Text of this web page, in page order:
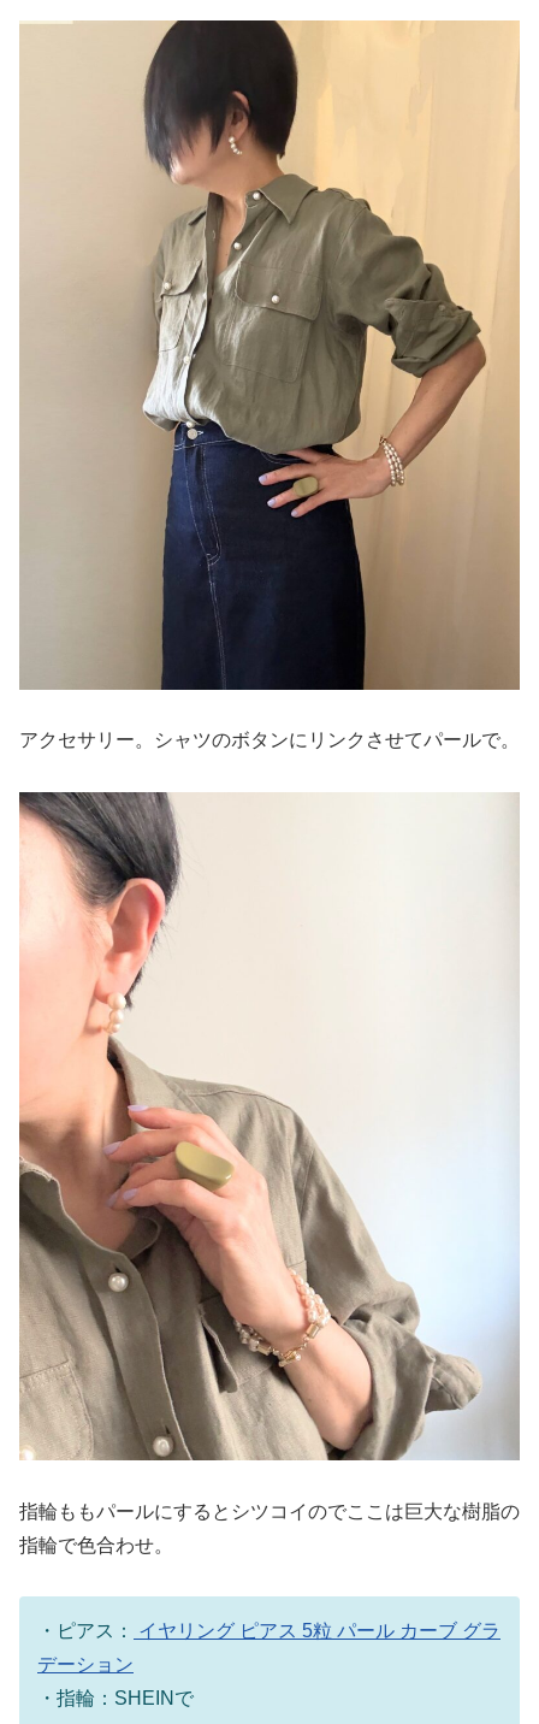
アクセサリー。シャツのボタンにリンクさせてパールで。
指輪ももパールにするとシツコイのでここは巨大な樹脂の
指輪で色合わせ。
・ピアス：
イヤリング ピアス 5粒 パール カーブ グラ
デーション
・指輪：SHEINで